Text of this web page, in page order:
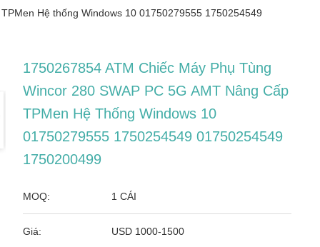
Hệ thống Windows 10 01750279555 1750254549
1750267854 ATM Chiếc Máy Phụ Tùng
Wincor 280 SWAP PC 5G AMT Nâng Cấp
TPMen Hệ Thống Windows 10
01750279555 1750254549 01750254549
1750200499
MOQ: 1 CÁI
Giá: USD 1000-1500